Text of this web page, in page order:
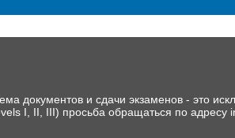
документов и сдачи экзаменов - это
I, II, III) просьба обращаться по адресу